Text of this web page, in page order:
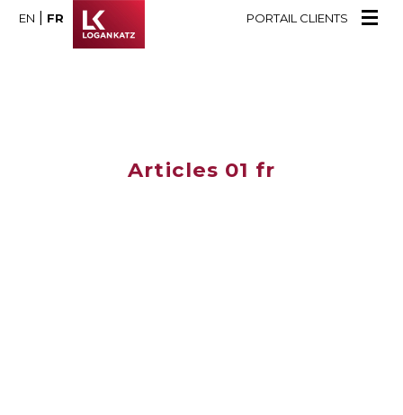
EN FR PORTAIL CLIENTS
Articles 01 fr